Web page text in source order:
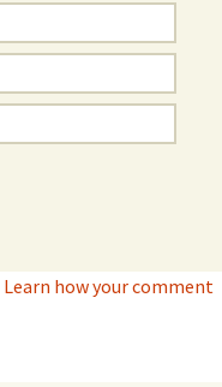
Learn how your comment